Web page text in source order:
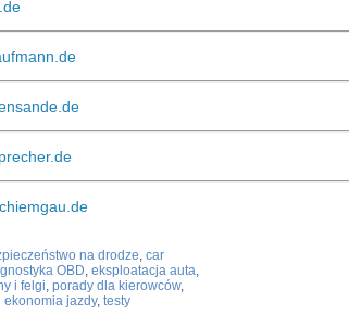
na drodze, car
OBD, eksploatacja auta,
i felgi, porady dla kierowców,
ekonomia jazdy, testy